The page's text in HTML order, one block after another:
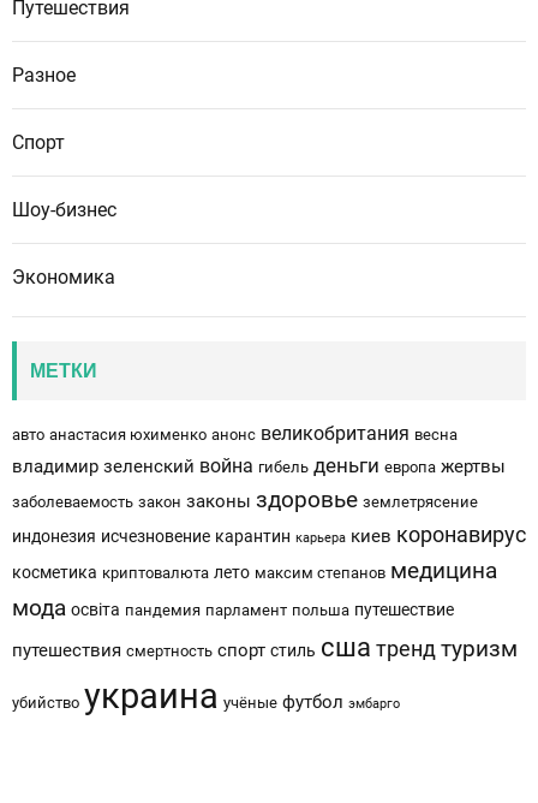
Путешествия
Разное
Спорт
Шоу-бизнес
Экономика
МЕТКИ
авто анастасия юхименко анонс великобритания весна
владимир зеленский война гибель деньги европа жертвы
заболеваемость закон законы здоровье землетрясение
индонезия исчезновение карантин карьера киев коронавирус
косметика криптовалюта лето максим степанов медицина
мода освіта пандемия парламент польша путешествие
путешествия смертность спорт стиль сша тренд туризм
убийство украина учёные футбол эмбарго